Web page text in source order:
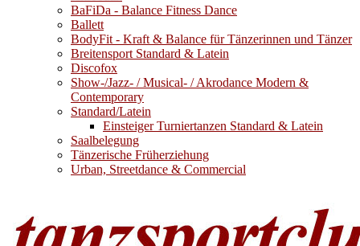
BaFiDa - Balance Fitness Dance
Ballett
BodyFit - Kraft & Balance für Tänzerinnen und Tänzer
Breitensport Standard & Latein
Discofox
Show-/Jazz- / Musical- / Akrodance Modern &
Contemporary
Standard/Latein
Einsteiger Turniertanzen Standard & Latein
Saalbelegung
Tänzerische Früherziehung
Urban, Streetdance & Commercial